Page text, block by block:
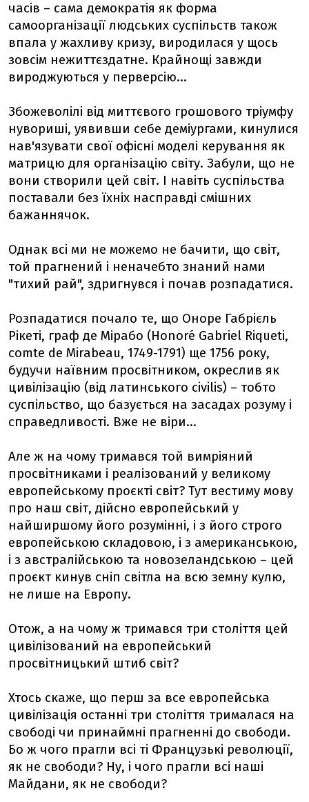
часів – сама демократія як форма
самоорганізації людських суспільств також
впала у жахливу кризу, виродилася у щось
зовсім нежиттєздатне. Крайнощі завжди
вироджуються у перверсію...
Збожеволілі від миттєвого грошового тріумфу
нувориші, уявивши себе деміургами, кинулися
нав'язувати свої офісні моделі керування як
матрицю для організацію світу. Забули, що не
вони створили цей світ. І навіть суспільства
поставали без їхніх насправді смішних
бажаннячок.
Однак всі ми не можемо не бачити, що світ,
той прагнений і неначебто знаний нами
"тихий рай", здригнувся і почав розпадатися.
Розпадатися почало те, що Оноре Габрієль
Рікеті, граф де Мірабо (Honoré Gabriel Riqueti,
comte de Mirabeau, 1749-1791) ще 1756 року,
будучи наївним просвітником, окреслив як
цивілізацію (від латинського civilis) – тобто
суспільство, що базується на засадах розуму і
справедливості. Вже не віри...
Але ж на чому тримався той вимріяний
просвітниками і реалізований у великому
европейському проєкті світ? Тут вестиму мову
про наш світ, дійсно европейський у
найширшому його розумінні, і з його строго
европейською складовою, і з американською,
і з австралійською та новозеландською – цей
проєкт кинув сніп світла на всю земну кулю,
не лише на Европу.
Отож, а на чому ж тримався три століття цей
цивілізований на европейський
просвітницький штиб світ?
Хтось скаже, що перш за все европейська
цивілізація останні три століття трималася на
свободі чи принаймні прагненні до свободи.
Бо ж чого прагли всі ті Французькі революції,
як не свободи? Ну, і чого прагли всі наші
Майдани, як не свободи?